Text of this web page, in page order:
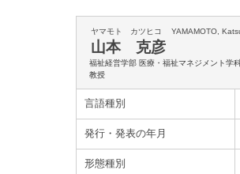
ヤマモト カツヒコ YAMAMOTO,
山本 克彦
福祉経営学部 医療・福祉マネジメント学
教授
言語種別
発行・発表の年月
形態種別